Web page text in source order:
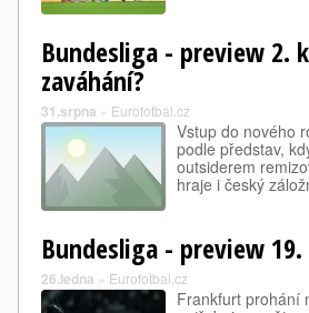
Bundesliga - preview 2.
zaváhání?
31.srpna » Eurofotbal.cz
Vstup do nového
podle představ,
outsiderem
hraje i český
Bundesliga - preview
26.ledna » Eurofotbal.cz
Frankfurt prohání